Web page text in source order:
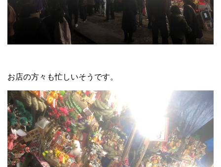
お店の方々も忙しいそうです。